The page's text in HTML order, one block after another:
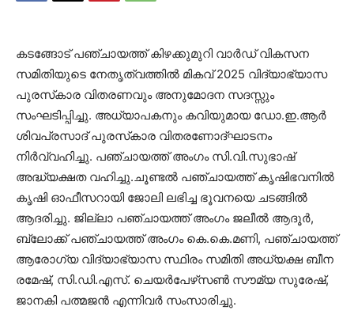
കടങ്ങോട് പഞ്ചായത്ത് കിഴക്കുമുറി വാര്‍ഡ് വികസന
സമിതിയുടെ നേതൃത്വത്തില്‍ മികവ് 2025 വിദ്യാഭ്യാസ
പുരസ്‌കാര വിതരണവും അനുമോദന സദസ്സും
സംഘടിപ്പിച്ചു. അധ്യാപകനും കവിയുമായ ഡോ.ഇ.ആര്‍
ശിവപ്രസാദ് പുരസ്‌കാര വിതരണോദ്ഘാടനം
നിര്‍വ്വഹിച്ചു. പഞ്ചായത്ത് അംഗം സി.വി.സുഭാഷ്
അദ്ധ്യക്ഷത വഹിച്ചു.ചൂണ്ടല്‍ പഞ്ചായത്ത് കൃഷിഭവനില്‍
കൃഷി ഓഫീസറായി ജോലി ലഭിച്ച ഭൂവനയെ ചടങ്ങില്‍
ആദരിച്ചു. ജില്ലാ പഞ്ചായത്ത് അംഗം ജലീല്‍ ആദൂര്‍,
ബ്ലോക്ക് പഞ്ചായത്ത് അംഗം കെ.കെ.മണി, പഞ്ചായത്ത്
ആരോഗ്യ വിദ്യാഭ്യാസ സ്ഥിരം സമിതി അധ്യക്ഷ ബീന
രമേഷ്, സി.ഡി.എസ്. ചെയര്‍പേഴ്‌സണ്‍ സൗമ്യ സുരേഷ്,
ജാനകി പത്മജന്‍ എന്നിവര്‍ സംസാരിച്ചു.